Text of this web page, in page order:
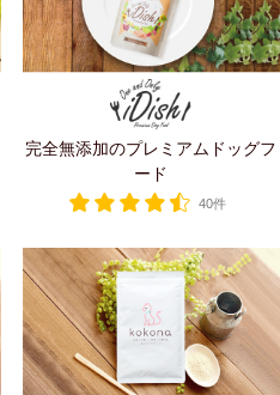
完全無添加のプレミアムドッグフ
ード
40件